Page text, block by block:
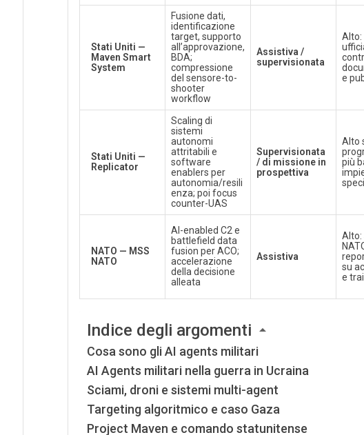
Stati Uniti —
Maven Smart
System
Fusione dati,
identificazione
target, supporto
all’approvazione,
BDA;
compressione
del sensore-to-
shooter
workflow
Assistiva /
supervisionata
Alto:
e
Stati Uniti —
Replicator
Scaling di
sistemi
autonomi
attritabili e
software
enablers per
autonomia/resili
enza; poi focus
counter-UAS
Supervisionata
/ di missione in
prospettiva
Alto
più
NATO — MSS
NATO
AI-enabled C2 e
battlefield data
fusion per ACO;
accelerazione
della decisione
alleata
Assistiva
Alto:
su
e
Indice degli argomenti
Cosa sono gli AI agents militari
AI Agents militari nella guerra in Ucraina
Sciami, droni e sistemi multi-agent
Targeting algoritmico e caso Gaza
Project Maven e comando statunitense